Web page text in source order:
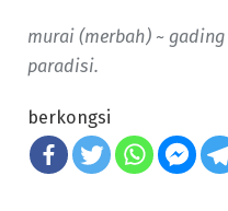
murai (merbah) ~ gading
paradisi.
berkongsi